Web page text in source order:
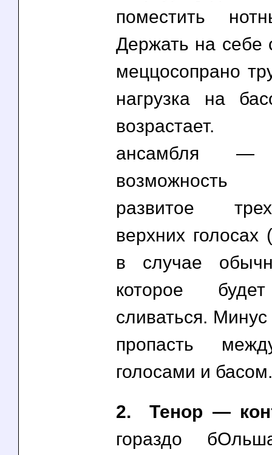
поместить
Держать на себе
меццосопрано
нагрузка на
возрастает.
ансамбля —
возможность
развитое
верхних голосах
в случае
которое
сливаться.
пропасть
голосами и басом.
2. Тенор —
гораздо